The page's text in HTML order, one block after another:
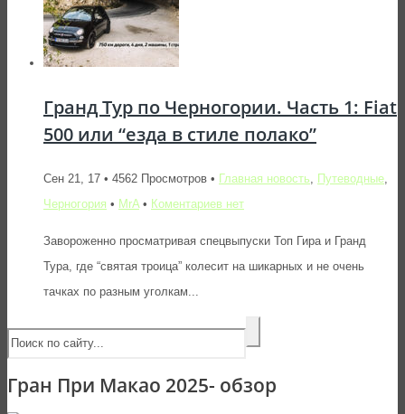
Гранд Тур по Черногории. Часть 1: Fiat
500 или “езда в стиле полако”
Сен 21, 17 • 4562 Просмотров • Главная новость Путеводные
Черногория • MrA • Коментариев нет
Завороженно просматривая спецвыпуски Топ Гира и Гранд
Тура, где “святая троица” колесит на шикарных и не очень
тачках по разным уголкам...
Гран При Макао 2025- обзор